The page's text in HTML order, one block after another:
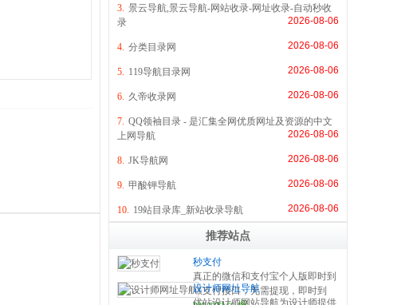
3. 景云导航,景云导航-网站收录-网址收录-自动秒收
录
2026-08-06
4. 分类目录网 2026-08-06
5. 119导航目录网 2026-08-06
6. 久帝收录网 2026-08-06
7. QQ领袖目录 - 是汇集全网优质网址及资源的中文
上网导航
2026-08-06
8. JK导航网 2026-08-06
9. 甲酸钾导航 2026-08-06
10. 19站目录库_新站收录导航 2026-08-06
推荐站点
秒支付
真正的微信和支付宝个人版即时到
账支付接口，无需提现，即时到
设计师网址导航
优站设计师网站导航为设计师提供